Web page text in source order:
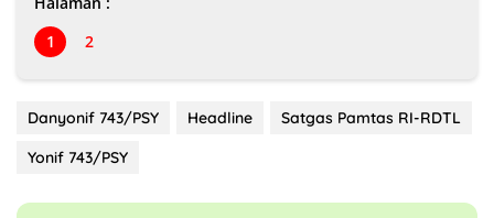
1
2
Danyonif 743/PSY Headline
Satgas Pamtas RI-RDTL
Yonif 743/PSY